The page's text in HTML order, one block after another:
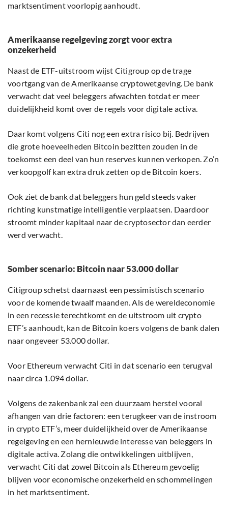
marktsentiment voorlopig aanhoudt.
Amerikaanse regelgeving zorgt voor extra
onzekerheid
Naast de ETF-uitstroom wijst Citigroup op de trage
voortgang van de Amerikaanse cryptowetgeving. De bank
verwacht dat veel beleggers afwachten totdat er meer
duidelijkheid komt over de regels voor digitale activa.
Daar komt volgens Citi nog een extra risico bij. Bedrijven
die grote hoeveelheden Bitcoin bezitten zouden in de
toekomst een deel van hun reserves kunnen verkopen. Zo’n
verkoopgolf kan extra druk zetten op de Bitcoin koers.
Ook ziet de bank dat beleggers hun geld steeds vaker
richting kunstmatige intelligentie verplaatsen. Daardoor
stroomt minder kapitaal naar de cryptosector dan eerder
werd verwacht.
Somber scenario: Bitcoin naar 53.000 dollar
Citigroup schetst daarnaast een pessimistisch scenario
voor de komende twaalf maanden. Als de wereldeconomie
in een recessie terechtkomt en de uitstroom uit crypto
ETF’s aanhoudt, kan de Bitcoin koers volgens de bank dalen
naar ongeveer 53.000 dollar.
Voor Ethereum verwacht Citi in dat scenario een terugval
naar circa 1.094 dollar.
Volgens de zakenbank zal een duurzaam herstel vooral
afhangen van drie factoren: een terugkeer van de instroom
in crypto ETF’s, meer duidelijkheid over de Amerikaanse
regelgeving en een hernieuwde interesse van beleggers in
digitale activa. Zolang die ontwikkelingen uitblijven,
verwacht Citi dat zowel Bitcoin als Ethereum gevoelig
blijven voor economische onzekerheid en schommelingen
in het marktsentiment.